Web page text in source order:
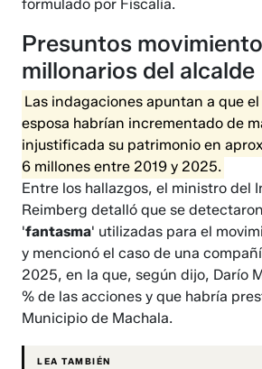
formulado por Fiscalía.
Presuntos
millonarios del alcalde
Las indagaciones apuntan a que
esposa habrían incrementado de
injustificada su patrimonio en
6 millones entre 2019 y 2025.
Entre los hallazgos, el ministro del
Reimberg detalló que se
'fantasma' utilizadas para el
y mencionó el caso de una
2025, en la que, según dijo, Darío
% de las acciones y que habría
Municipio de Machala.
LEA TAMBIÉN